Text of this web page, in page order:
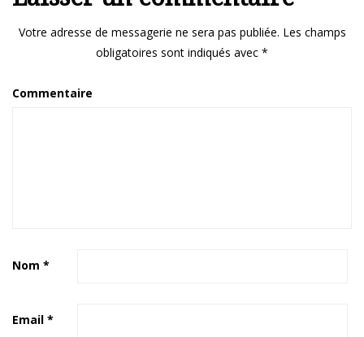
Votre adresse de messagerie ne sera pas publiée. Les champs
obligatoires sont indiqués avec *
Commentaire
Nom *
Email *